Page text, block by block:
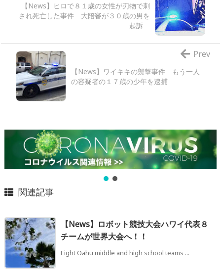
【News】ヒロで８１歳の女性が刃物で刺
され死亡した事件 大陪審が３０歳の男を
起訴
【News】ワイキキの襲撃事件 もう一人
の容疑者の１７歳の少年を逮捕
Prev
関連記事
【News】ロボット競技大会ハワイ代表８
チームが世界大会へ！！
Eight Oahu middle and high school teams ...